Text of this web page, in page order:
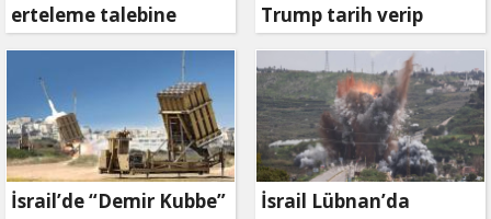
erteleme talebine
mahkemeden ret
Trump tarih verip
duyurdu: Savaş ne
zaman bitecek?
İsrail’de “Demir Kubbe”
İsrail Lübnan’da